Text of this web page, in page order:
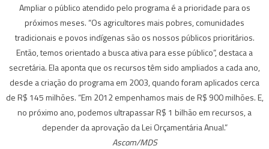
Ampliar o público atendido pelo programa é a prioridade para os
próximos meses. “Os agricultores mais pobres, comunidades
tradicionais e povos indígenas são os nossos públicos prioritários.
Então, temos orientado a busca ativa para esse público”, destaca a
secretária. Ela aponta que os recursos têm sido ampliados a cada ano,
desde a criação do programa em 2003, quando foram aplicados cerca
de R$ 145 milhões. “Em 2012 empenhamos mais de R$ 900 milhões. E,
no próximo ano, podemos ultrapassar R$ 1 bilhão em recursos, a
depender da aprovação da Lei Orçamentária Anual.”
Ascom/MDS